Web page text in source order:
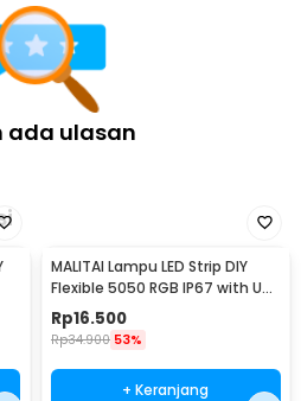
ada ulasan
MALITAI Lampu LED Strip DIY
Flexible 5050 RGB IP67 with USB
Controller 1M - SMD2835
Rp16.500
Rp34.900 53%
+ Keranjang